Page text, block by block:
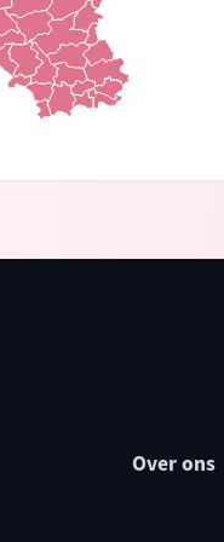
Over ons